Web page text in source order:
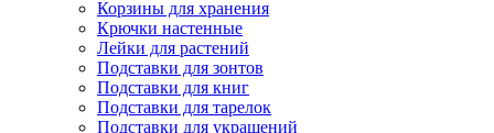
Корзины для хранения
Крючки настенные
Лейки для растений
Подставки для зонтов
Подставки для книг
Подставки для тарелок
Подставки для украшений